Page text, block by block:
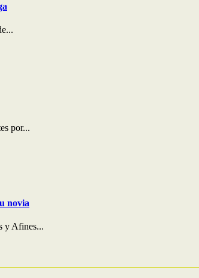
por...
novia
y Afines...